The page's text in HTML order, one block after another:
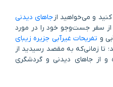
و می‌خواهید ازجاهای دیدنی
سفر جست‌وجو خود را در مورد
و تفریحات غیرآبی جزیره زیبای
تا زمانی‌که به مقصد رسیدید از
و از جاهای دیدنی و گردشگری